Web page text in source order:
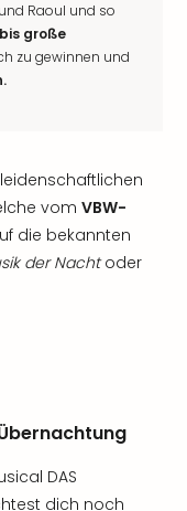
Raoul und so
große
zu gewinnen und
vom VBW-
die bekannten
der Nachtoder
Übernachtung
DAS
dich noch